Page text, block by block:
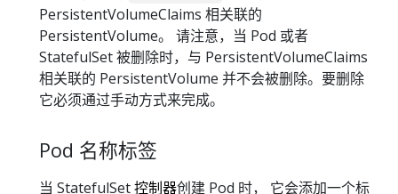
PersistentVolumeClaims 相关联的
PersistentVolume。 请注意，当 Pod 或者
StatefulSet 被删除时，与 PersistentVolumeClaims
相关联的 PersistentVolume 并不会被删除。要删除
它必须通过手动方式来完成。
Pod 名称标签
当 StatefulSet控制器创建 Pod 时， 它会添加一个标